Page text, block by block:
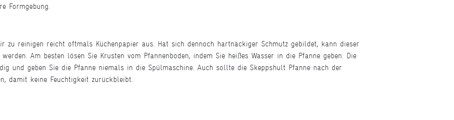
Formgebung.
zu reinigen reicht oftmals Küchenpapier aus. Hat sich dennoch hartnäckiger Schmutz gebildet, kann dieser
Am besten lösen Sie Krusten vom Pfannenboden, indem Sie heißes Wasser in die Pfanne geben. Die
und geben Sie die Pfanne niemals in die Spülmaschine. Auch sollte die Skeppshult Pfanne nach der
damit keine Feuchtigkeit zurückbleibt.